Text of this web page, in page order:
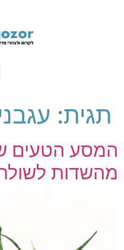
תגית:
המסע הטעים
מהשדות